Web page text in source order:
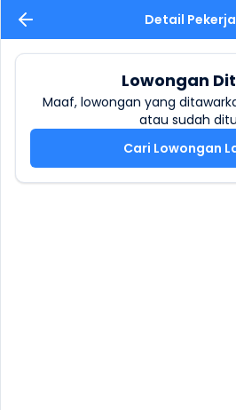
Detail
Lowongan
Maaf, lowongan yang
atau sudah
Cari Lowongan